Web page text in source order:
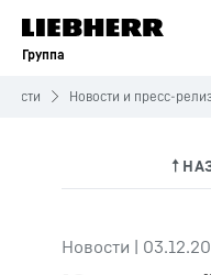
Группа
Новости и пресс-
Новости |